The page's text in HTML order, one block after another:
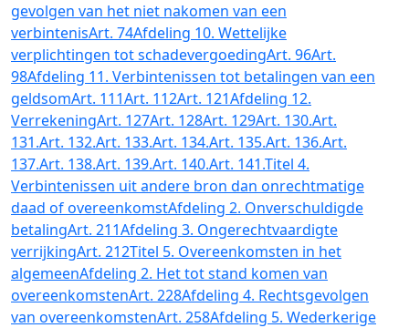
gevolgen van het niet nakomen van een
verbintenisArt. 74Afdeling 10. Wettelijke
verplichtingen tot schadevergoedingArt. 96Art.
98Afdeling 11. Verbintenissen tot betalingen van een
geldsomArt. 111Art. 112Art. 121Afdeling 12.
VerrekeningArt. 127Art. 128Art. 129Art. 130.Art.
131.Art. 132.Art. 133.Art. 134.Art. 135.Art. 136.Art.
137.Art. 138.Art. 139.Art. 140.Art. 141.Titel 4.
Verbintenissen uit andere bron dan onrechtmatige
daad of overeenkomstAfdeling 2. Onverschuldigde
betalingArt. 211Afdeling 3. Ongerechtvaardigte
verrijkingArt. 212Titel 5. Overeenkomsten in het
algemeenAfdeling 2. Het tot stand komen van
overeenkomstenArt. 228Afdeling 4. Rechtsgevolgen
van overeenkomstenArt. 258Afdeling 5. Wederkerige